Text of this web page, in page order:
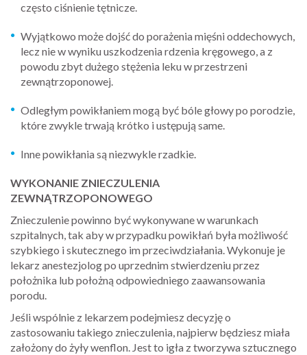
często ciśnienie tętnicze.
Wyjątkowo może dojść do porażenia mięśni oddechowych,
lecz nie w wyniku uszkodzenia rdzenia kręgowego, a z
powodu zbyt dużego stężenia leku w przestrzeni
zewnątrzoponowej.
Odległym powikłaniem mogą być bóle głowy po porodzie,
które zwykle trwają krótko i ustępują same.
Inne powikłania są niezwykle rzadkie.
WYKONANIE ZNIECZULENIA
ZEWNĄTRZOPONOWEGO
Znieczulenie powinno być wykonywane w warunkach
szpitalnych, tak aby w przypadku powikłań była możliwość
szybkiego i skutecznego im przeciwdziałania. Wykonuje je
lekarz anestezjolog po uprzednim stwierdzeniu przez
położnika lub położną odpowiedniego zaawansowania
porodu.
Jeśli wspólnie z lekarzem podejmiesz decyzję o
zastosowaniu takiego znieczulenia, najpierw będziesz miała
założony do żyły wenflon. Jest to igła z tworzywa sztucznego